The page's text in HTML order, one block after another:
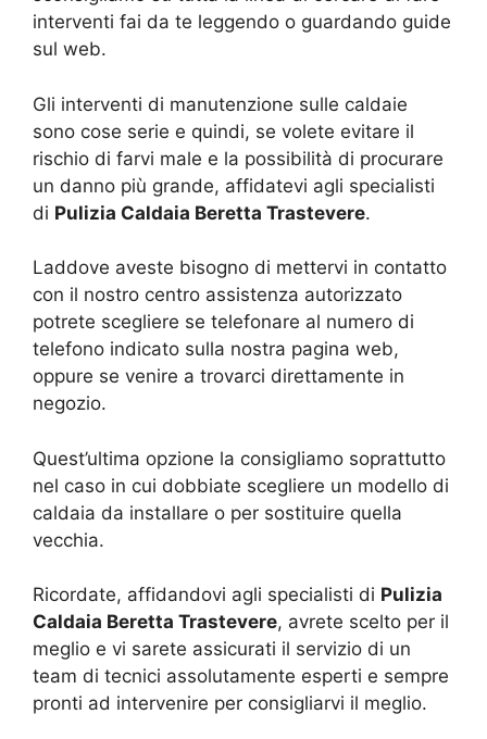
interventi fai da te leggendo o guardando guide
sul web.
Gli interventi di manutenzione sulle caldaie
sono cose serie e quindi, se volete evitare il
rischio di farvi male e la possibilità di procurare
un danno più grande, affidatevi agli specialisti
di Pulizia Caldaia Beretta Trastevere.
Laddove aveste bisogno di mettervi in contatto
con il nostro centro assistenza autorizzato
potrete scegliere se telefonare al numero di
telefono indicato sulla nostra pagina web,
oppure se venire a trovarci direttamente in
negozio.
Quest’ultima opzione la consigliamo soprattutto
nel caso in cui dobbiate scegliere un modello di
caldaia da installare o per sostituire quella
vecchia.
Ricordate, affidandovi agli specialisti di Pulizia
Caldaia Beretta Trastevere, avrete scelto per il
meglio e vi sarete assicurati il servizio di un
team di tecnici assolutamente esperti e sempre
pronti ad intervenire per consigliarvi il meglio.